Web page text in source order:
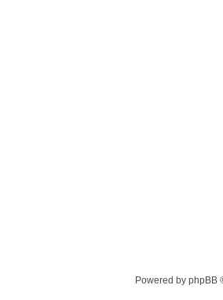
Powered by phpBB